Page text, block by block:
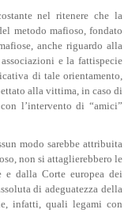
nel ritenere che la
metodo mafioso, fondato
anche riguardo alla
e la fattispecie
di tale orientamento,
alla vittima, in caso di
l’intervento di “amici”
modo sarebbe attribuita
non si attaglierebbero le
e dalla Corte europea dei
di adeguatezza della
infatti, quali legami con